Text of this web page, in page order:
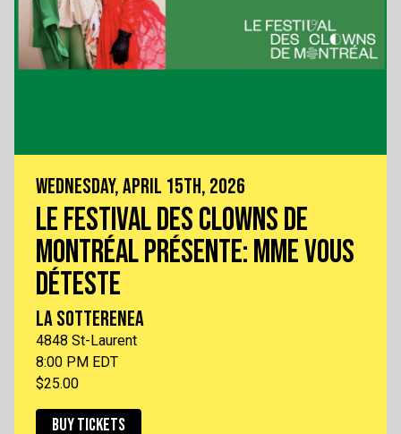
WEDNESDAY, APRIL 15TH, 2026
LE FESTIVAL DES CLOWNS DE
MONTRÉAL PRÉSENTE: MME VOUS
DÉTESTE
LA SOTTERENEA
4848 St-Laurent
8:00 PM EDT
$25.00
BUY TICKETS